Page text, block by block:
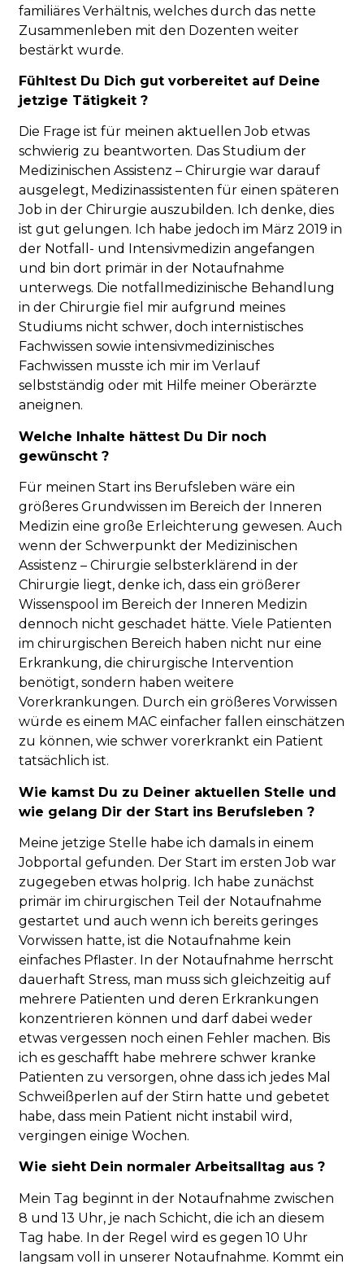
familiäres Verhältnis, welches durch das nette
Zusammenleben mit den Dozenten weiter
bestärkt wurde.
Fühltest Du Dich gut vorbereitet auf Deine
jetzige Tätigkeit ?
Die Frage ist für meinen aktuellen Job etwas
schwierig zu beantworten. Das Studium der
Medizinischen Assistenz – Chirurgie war darauf
ausgelegt, Medizinassistenten für einen späteren
Job in der Chirurgie auszubilden. Ich denke, dies
ist gut gelungen. Ich habe jedoch im März 2019 in
der Notfall- und Intensivmedizin angefangen
und bin dort primär in der Notaufnahme
unterwegs. Die notfallmedizinische Behandlung
in der Chirurgie fiel mir aufgrund meines
Studiums nicht schwer, doch internistisches
Fachwissen sowie intensivmedizinisches
Fachwissen musste ich mir im Verlauf
selbstständig oder mit Hilfe meiner Oberärzte
aneignen.
Welche Inhalte hättest Du Dir noch
gewünscht ?
Für meinen Start ins Berufsleben wäre ein
größeres Grundwissen im Bereich der Inneren
Medizin eine große Erleichterung gewesen. Auch
wenn der Schwerpunkt der Medizinischen
Assistenz – Chirurgie selbsterklärend in der
Chirurgie liegt, denke ich, dass ein größerer
Wissenspool im Bereich der Inneren Medizin
dennoch nicht geschadet hätte. Viele Patienten
im chirurgischen Bereich haben nicht nur eine
Erkrankung, die chirurgische Intervention
benötigt, sondern haben weitere
Vorerkrankungen. Durch ein größeres Vorwissen
würde es einem MAC einfacher fallen einschätzen
zu können, wie schwer vorerkrankt ein Patient
tatsächlich ist.
Wie kamst Du zu Deiner aktuellen Stelle und
wie gelang Dir der Start ins Berufsleben ?
Meine jetzige Stelle habe ich damals in einem
Jobportal gefunden. Der Start im ersten Job war
zugegeben etwas holprig. Ich habe zunächst
primär im chirurgischen Teil der Notaufnahme
gestartet und auch wenn ich bereits geringes
Vorwissen hatte, ist die Notaufnahme kein
einfaches Pflaster. In der Notaufnahme herrscht
dauerhaft Stress, man muss sich gleichzeitig auf
mehrere Patienten und deren Erkrankungen
konzentrieren können und darf dabei weder
etwas vergessen noch einen Fehler machen. Bis
ich es geschafft habe mehrere schwer kranke
Patienten zu versorgen, ohne dass ich jedes Mal
Schweißperlen auf der Stirn hatte und gebetet
habe, dass mein Patient nicht instabil wird,
vergingen einige Wochen.
Wie sieht Dein normaler Arbeitsalltag aus ?
Mein Tag beginnt in der Notaufnahme zwischen
8 und 13 Uhr, je nach Schicht, die ich an diesem
Tag habe. In der Regel wird es gegen 10 Uhr
langsam voll in unserer Notaufnahme. Kommt ein